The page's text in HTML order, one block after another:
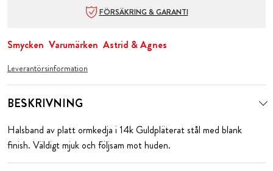
FÖRSÄKRING & GARANTI
Smycken Varumärken Astrid & Agnes
Leverantörsinformation
BESKRIVNING
Halsband av platt ormkedja i 14k Guldpläterat stål med blank
finish. Väldigt mjuk och följsam mot huden.